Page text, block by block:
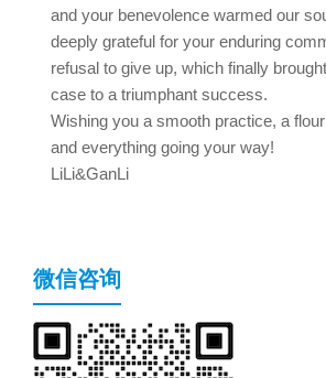
and your benevolence warmed our
deeply grateful for your enduring
refusal to give up, which finally
case to a triumphant success.
Wishing you a smooth practice, a
and everything going your way!
LiLi&GanLi
微信咨询